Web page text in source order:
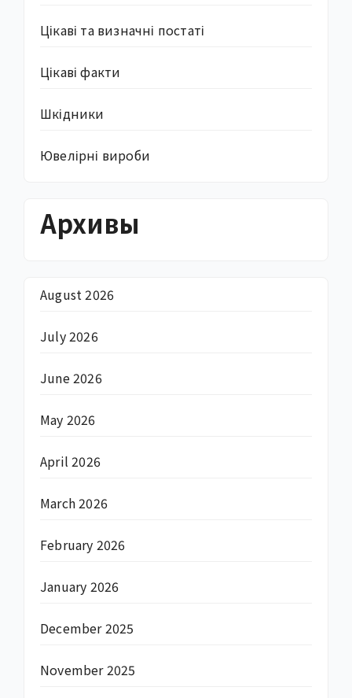
Цікаві та визначні постаті
Цікаві факти
Шкідники
Ювелірні вироби
Архивы
August 2026
July 2026
June 2026
May 2026
April 2026
March 2026
February 2026
January 2026
December 2025
November 2025